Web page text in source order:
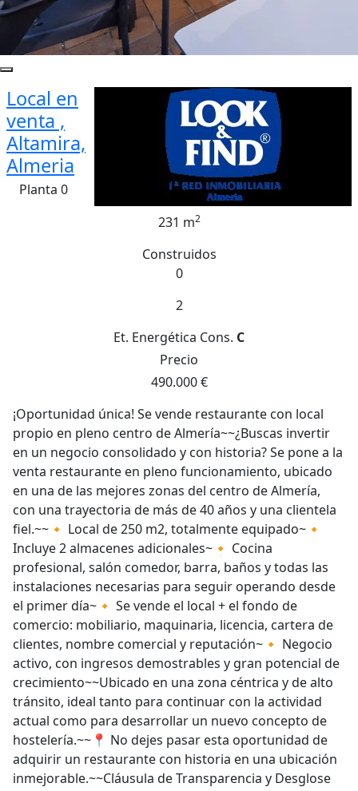
Local en
venta ,
Altamira,
Almeria
Planta 0
231 m2
Construidos
0
2
Et. Energética Cons. C
Precio
490.000 €
¡Oportunidad única! Se vende restaurante con local
propio en pleno centro de Almería~~¿Buscas invertir
en un negocio consolidado y con historia? Se pone a la
venta restaurante en pleno funcionamiento, ubicado
en una de las mejores zonas del centro de Almería,
con una trayectoria de más de 40 años y una clientela
fiel.~~🔸 Local de 250 m2, totalmente equipado~🔸
Incluye 2 almacenes adicionales~🔸 Cocina
profesional, salón comedor, barra, baños y todas las
instalaciones necesarias para seguir operando desde
el primer día~🔸 Se vende el local + el fondo de
comercio: mobiliario, maquinaria, licencia, cartera de
clientes, nombre comercial y reputación~🔸 Negocio
activo, con ingresos demostrables y gran potencial de
crecimiento~~Ubicado en una zona céntrica y de alto
tránsito, ideal tanto para continuar con la actividad
actual como para desarrollar un nuevo concepto de
hostelería.~~📍 No dejes pasar esta oportunidad de
adquirir un restaurante con historia en una ubicación
inmejorable.~~Cláusula de Transparencia y Desglose